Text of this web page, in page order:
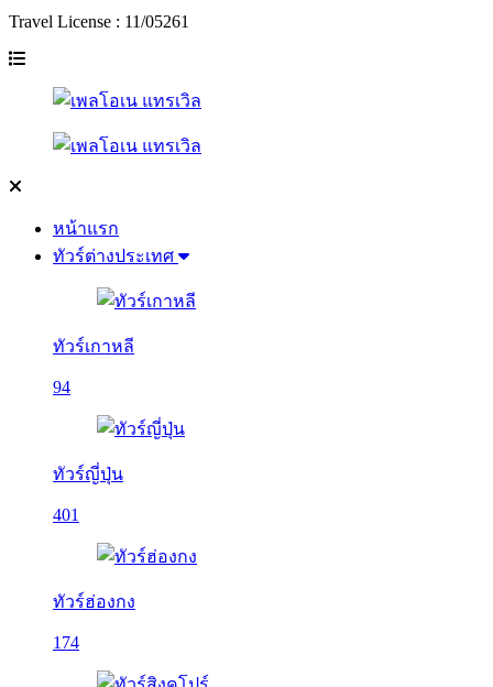
Travel License : 11/05261
หน้าแรก
ทัวร์ต่างประเทศ
ทัวร์เกาหลี
94
ทัวร์ญี่ปุ่น
401
ทัวร์ฮ่องกง
174